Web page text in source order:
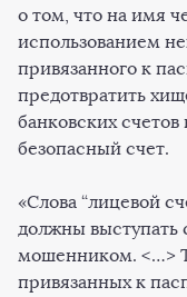
о том, что на имя
использованием
привязанного к
предотвратить
банковских
безопасный счет.
«Слова “лицевой
должны выступать
мошенником. <…>
привязанных к